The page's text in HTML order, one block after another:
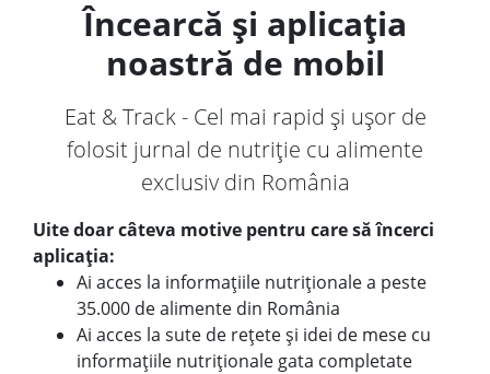
Încearcă și aplicația
noastră de mobil
Eat & Track - Cel mai rapid și ușor de
folosit jurnal de nutriție cu alimente
exclusiv din România
Uite doar câteva motive pentru care să încerci
aplicația:
Ai acces la informațiile nutriționale a peste
35.000 de alimente din România
Ai acces la sute de rețete și idei de mese cu
informațiile nutriționale gata completate